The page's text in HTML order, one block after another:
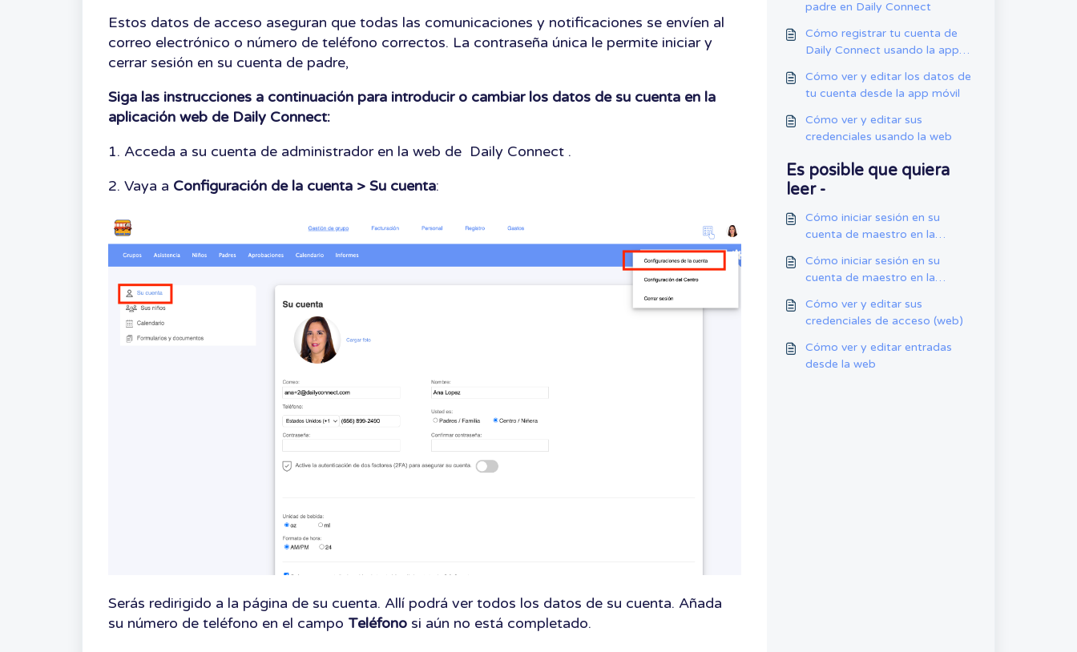
Estos datos de acceso aseguran que todas las comunicaciones y notificaciones se envíen al
correo electrónico o número de teléfono correctos. La contraseña única le permite iniciar y
cerrar sesión en su cuenta de padre,
Siga las instrucciones a continuación para introducir o cambiar los datos de su cuenta en la
aplicación web de Daily Connect:
1. Acceda a su cuenta de administrador en la web de Daily Connect .
2. Vaya a Configuración de la cuenta > Su cuenta:
Serás redirigido a la página de su cuenta. Allí podrá ver todos los datos de su cuenta. Añada
su número de teléfono en el campo Teléfono si aún no está completado.
padre en Daily Connect
Cómo registrar tu cuenta de
Daily Connect usando la app
Cómo ver y editar los datos de
tu cuenta desde la app móvil
Cómo ver y editar sus
credenciales usando la web
Es posible que quiera
leer -
Cómo iniciar sesión en su
cuenta de maestro en la
Cómo iniciar sesión en su
cuenta de maestro en la
Cómo ver y editar sus
credenciales de acceso (web)
Cómo ver y editar entradas
desde la web